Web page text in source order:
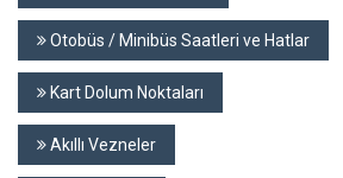
Otobüs / Minibüs Saatleri ve Hatlar
Kart Dolum Noktaları
Akıllı Vezneler